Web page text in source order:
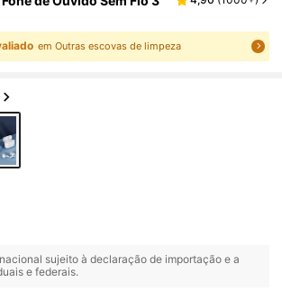
em Outras escovas de limpeza
sujeito à declaração de importação e a
e federais.